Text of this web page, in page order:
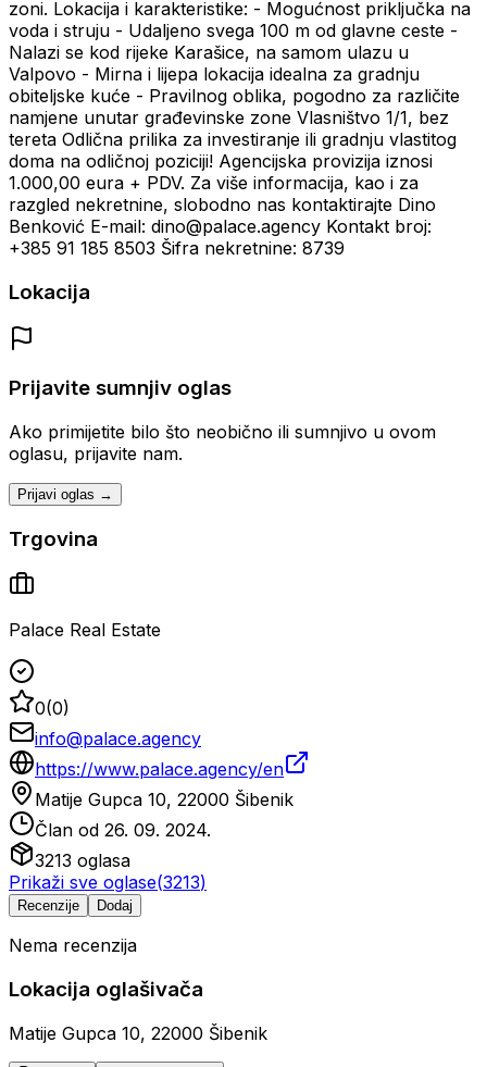
zoni. Lokacija i karakteristike: - Mogućnost priključka na
voda i struju - Udaljeno svega 100 m od glavne ceste -
Nalazi se kod rijeke Karašice, na samom ulazu u
Valpovo - Mirna i lijepa lokacija idealna za gradnju
obiteljske kuće - Pravilnog oblika, pogodno za različite
namjene unutar građevinske zone Vlasništvo 1/1, bez
tereta Odlična prilika za investiranje ili gradnju vlastitog
doma na odličnoj poziciji! Agencijska provizija iznosi
1.000,00 eura + PDV. Za više informacija, kao i za
razgled nekretnine, slobodno nas kontaktirajte Dino
Benković E-mail: dino@palace.agency Kontakt broj:
+385 91 185 8503 Šifra nekretnine: 8739
Lokacija
Prijavite sumnjiv oglas
Ako primijetite bilo što neobično ili sumnjivo u ovom
oglasu, prijavite nam.
Prijavi oglas →
Trgovina
Palace Real Estate
0(0)
info@palace.agency
https://www.palace.agency/en
Matije Gupca 10, 22000 Šibenik
Član od 26. 09. 2024.
3213 oglasa
Prikaži sve oglase(3213)
Recenzije Dodaj
Nema recenzija
Lokacija oglašivača
Matije Gupca 10, 22000 Šibenik